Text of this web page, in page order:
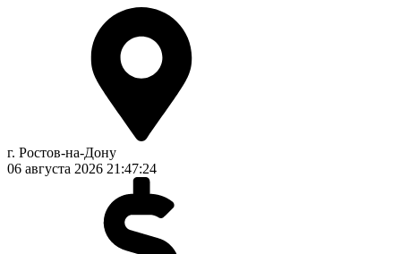
г. Ростов-на-Дону
06 августа 2026 21:47:24